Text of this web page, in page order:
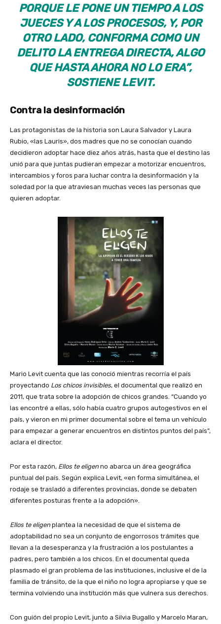
PORQUE LE PONE UN TIEMPO A LOS
JUECES Y A LOS PROCESOS, Y, POR
OTRO LADO, CONFORMA COMO UN
DELITO LA ENTREGA DIRECTA, ALGO
QUE HASTA AHORA NO LO ERA”,
SOSTIENE LEVIT.
Contra la desinformación
Las protagonistas de la historia son Laura Salvador y Laura
Rubio, «las Lauris», dos madres que no se conocían cuando
decidieron adoptar hace diez años atrás, hasta que el destino las
unió para que juntas pudieran empezar a motorizar encuentros,
intercambios y foros para luchar contra la desinformación y la
soledad por la que atraviesan muchas veces las personas que
quieren adoptar.
Mario Levit cuenta que las conoció mientras recorría el país
proyectando Los chicos invisibles, el documental que realizó en
2011, que trata sobre la adopción de chicos grandes. “Cuando yo
las encontré a ellas, sólo había cuatro grupos autogestivos en el
país, y vieron en mi primer documental sobre el tema un vehículo
para empezar a generar encuentros en distintos puntos del país”,
aclara el director.
Por esta razón, Ellos te eligen no abarca un área geográfica
puntual del país. Según explica Levit, «en forma simultánea, el
rodaje se trasladó a diferentes provincias, donde se debaten
diferentes posturas frente a la adopción».
Ellos te eligen plantea la necesidad de que el sistema de
adoptabilidad no sea un conjunto de engorrosos trámites que
llevan a la desesperanza y la frustración a los postulantes a
padres, pero también a los chicos. En el documental queda
plasmado el gran problema de las instituciones, inclusive el de la
familia de tránsito, de la que el niño no logra apropiarse y que se
termina volviendo una institución más que vulnera sus derechos.
Con guión del propio Levit, junto a Silvia Bugallo y Marcelo Maran,